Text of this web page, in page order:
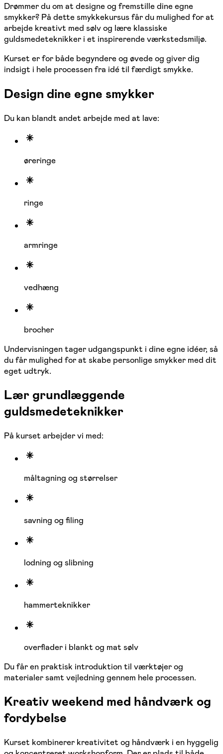
Drømmer du om at designe og fremstille dine egne
smykker? På dette smykkekursus får du mulighed for at
arbejde kreativt med sølv og lære klassiske
guldsmedeteknikker i et inspirerende værkstedsmiljø.
Kurset er for både begyndere og øvede og giver dig
indsigt i hele processen fra idé til færdigt smykke.
Design dine egne smykker
Du kan blandt andet arbejde med at lave:
øreringe
ringe
armringe
vedhæng
brocher
Undervisningen tager udgangspunkt i dine egne idéer, så
du får mulighed for at skabe personlige smykker med dit
eget udtryk.
Lær grundlæggende
guldsmedeteknikker
På kurset arbejder vi med:
måltagning og størrelser
savning og filing
lodning og slibning
hammerteknikker
overflader i blankt og mat sølv
Du får en praktisk introduktion til værktøjer og
materialer samt vejledning gennem hele processen.
Kreativ weekend med håndværk og
fordybelse
Kurset kombinerer kreativitet og håndværk i en hyggelig